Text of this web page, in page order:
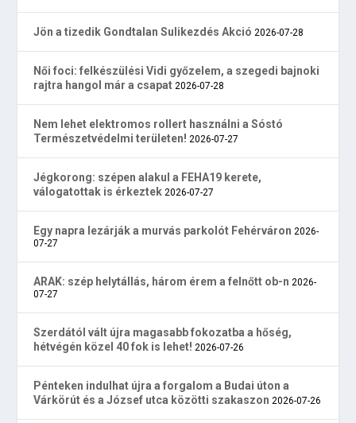
Jön a tizedik Gondtalan Sulikezdés Akció 2026-07-28
Női foci: felkészülési Vidi győzelem, a szegedi bajnoki
rajtra hangol már a csapat 2026-07-28
Nem lehet elektromos rollert használni a Sóstó
Természetvédelmi területen! 2026-07-27
Jégkorong: szépen alakul a FEHA19 kerete,
válogatottak is érkeztek 2026-07-27
Egy napra lezárják a murvás parkolót Fehérváron 2026-
07-27
ARAK: szép helytállás, három érem a felnőtt ob-n 2026-
07-27
Szerdától vált újra magasabb fokozatba a hőség,
hétvégén közel 40 fok is lehet! 2026-07-26
Pénteken indulhat újra a forgalom a Budai úton a
Várkörút és a József utca közötti szakaszon 2026-07-26